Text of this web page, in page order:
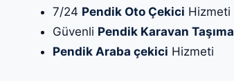
7/24 Pendik Oto Çekici Hizmeti
Güvenli Pendik Karavan Taşıma
Pendik Araba çekici Hizmeti